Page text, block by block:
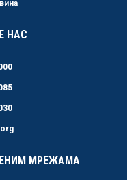
НАС
МРЕЖАМА